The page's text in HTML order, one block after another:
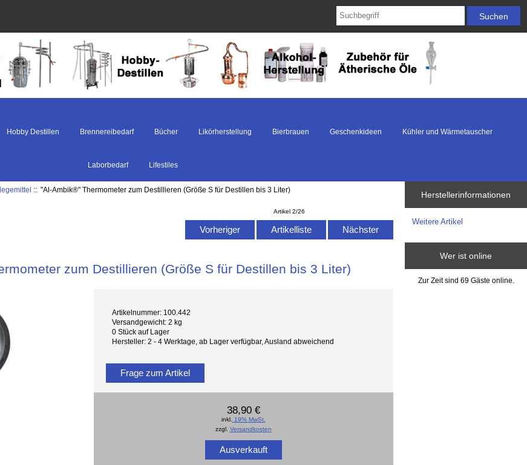
Hobby Destillen Brennereibedarf Bücher Likörherstellung Bierbrauen Geschenkideen Kühler und Wärmetauscher
Laborbedarf Lifestiles
:: "Al-Ambik®" Thermometer zum Destillieren (Größe S für Destillen bis 3 Liter)
Artikel 2/26
Vorheriger Artikelliste Nächster
zum Destillieren (Größe S für Destillen bis 3 Liter)
Artikelnummer: 100.442
Versandgewicht: 2 kg
0 Stück auf Lager
Hersteller: 2 - 4 Werktage, ab Lager verfügbar, Ausland abweichend
Frage zum Artikel
38,90 €
inkl. 19% MwSt.
zzgl. Versandkosten
Ausverkauft
Herstellerinformationen
Weitere Artikel
Wer ist online
Zur Zeit sind 69 Gäste online.